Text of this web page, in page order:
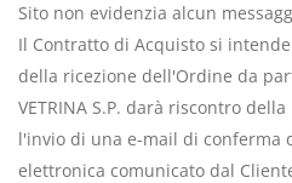
Sito non evidenzia alcun
Il Contratto di Acquisto si
della ricezione dell'Ordine da
VETRINA S.P. darà riscontro
l'invio di una e-mail di conferma
elettronica comunicato dal